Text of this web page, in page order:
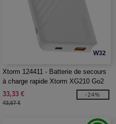
W32
Xtorm 124411 - Batterie de secours
à charge rapide Xtorm XG210 Go2
de 15 W et 10 000 mAh
33,33 €
43,67 €
-24%